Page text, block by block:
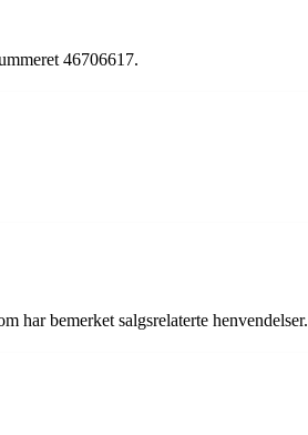
46706617.
har bemerket salgsrelaterte henvendelser.